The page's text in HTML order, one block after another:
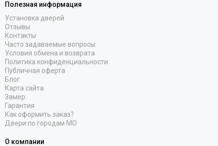
Полезная информация
Установка дверей
Отзывы
Контакты
Часто задаваемые вопросы
Условия обмена и возврата
Политика конфиденциальности
Публичная оферта
Блог
Карта сайта
Замер
Гарантия
Как оформить заказ?
Двери по городам МО
О компании